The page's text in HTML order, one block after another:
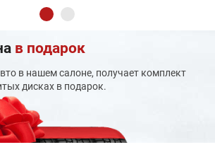
при торможении (BAS; EBD)
столкновения
(ESP)
контроль
запуск двигателя
с кнопки
в подарок
в нашем салоне, получает комплект
дисках в подарок.